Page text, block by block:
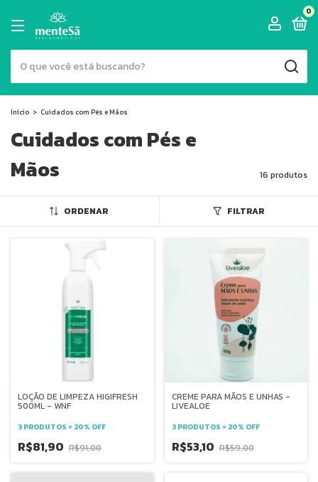
0
Início > Cuidados com Pés e Mãos
Cuidados com Pés e
Mãos
16 produtos
ORDENAR FILTRAR
LOÇÃO DE LIMPEZA HIGIFRESH
500ML - WNF
3 PRODUTOS = 20% OFF
R$81,90 R$91,00
CREME PARA MÃOS E UNHAS -
LIVEALOE
3 PRODUTOS = 20% OFF
R$53,10 R$59,00